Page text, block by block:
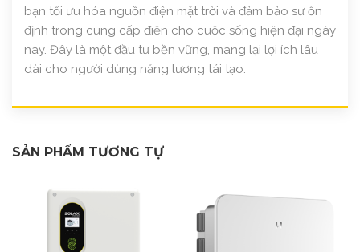
bạn tối ưu hóa nguồn điện mặt trời và đảm bảo sự ổn
định trong cung cấp điện cho cuộc sống hiện đại ngày
nay. Đây là một đầu tư bền vững, mang lại lợi ích lâu
dài cho người dùng năng lượng tái tạo.
SẢN PHẨM TƯƠNG TỰ